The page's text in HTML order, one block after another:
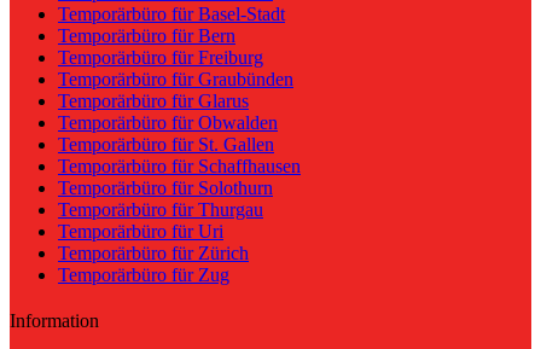
Temporärbüro für Basel-Stadt
Temporärbüro für Bern
Temporärbüro für Freiburg
Temporärbüro für Graubünden
Temporärbüro für Glarus
Temporärbüro für Obwalden
Temporärbüro für St. Gallen
Temporärbüro für Schaffhausen
Temporärbüro für Solothurn
Temporärbüro für Thurgau
Temporärbüro für Uri
Temporärbüro für Zürich
Temporärbüro für Zug
Information